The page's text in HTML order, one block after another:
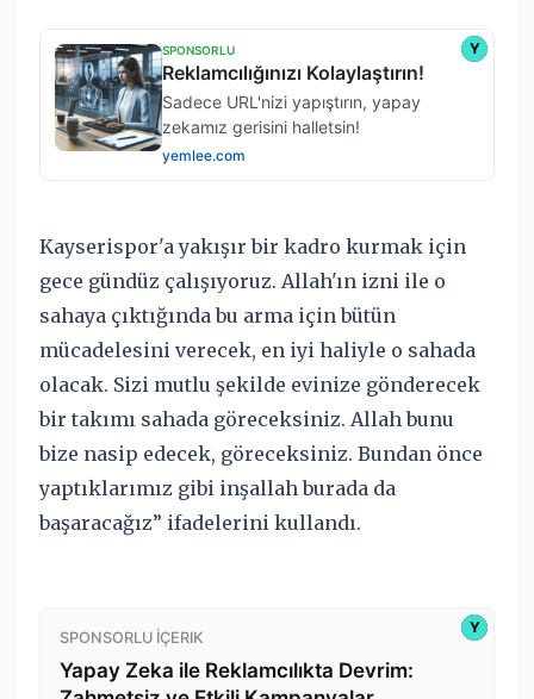
Kayserispor'a yakışır bir kadro kurmak için
gece gündüz çalışıyoruz. Allah'ın izni ile o
sahaya çıktığında bu arma için bütün
mücadelesini verecek, en iyi haliyle o sahada
olacak. Sizi mutlu şekilde evinize gönderecek
bir takımı sahada göreceksiniz. Allah bunu
bize nasip edecek, göreceksiniz. Bundan önce
yaptıklarımız gibi inşallah burada da
başaracağız” ifadelerini kullandı.